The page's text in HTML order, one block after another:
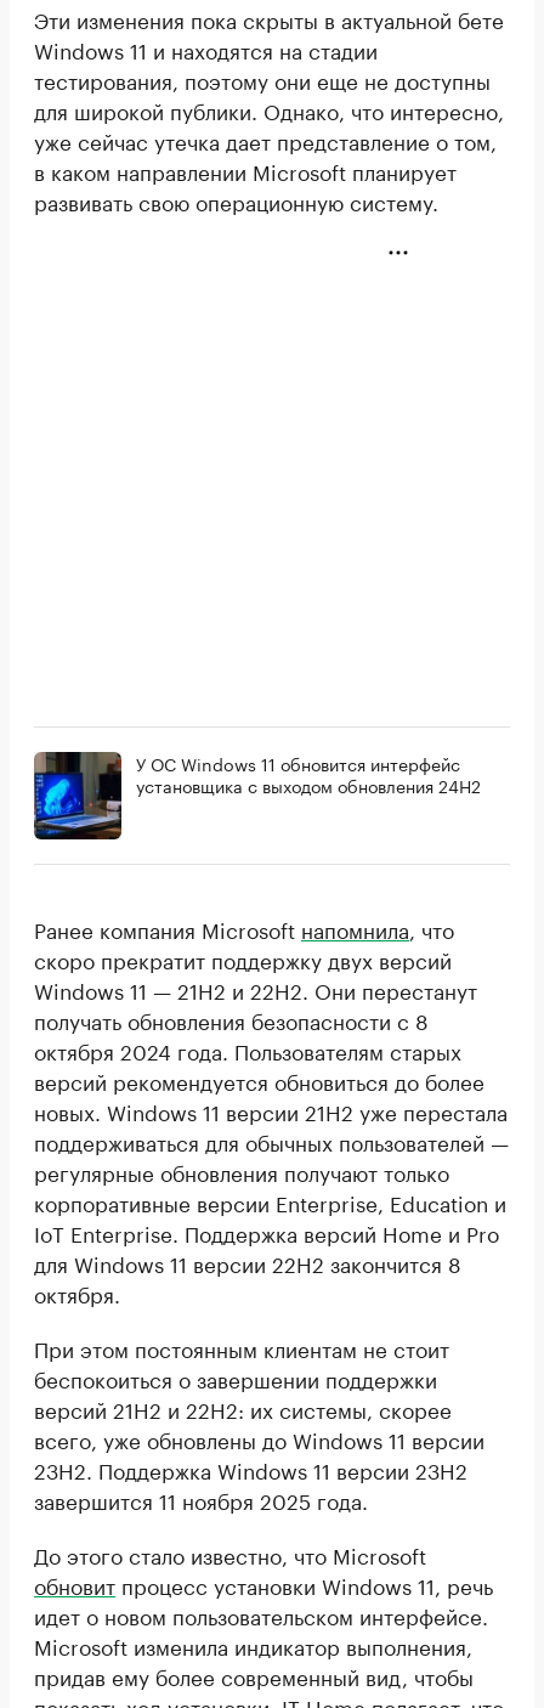
Эти изменения пока скрыты в актуальной бете
Windows 11 и находятся на стадии
тестирования, поэтому они еще не доступны
для широкой публики. Однако, что интересно,
уже сейчас утечка дает представление о том,
в каком направлении Microsoft планирует
развивать свою операционную систему.
У ОС Windows 11 обновится интерфейс
установщика с выходом обновления 24H2
Ранее компания Microsoft напомнила , что
скоро прекратит поддержку двух версий
Windows 11 — 21H2 и 22H2. Они перестанут
получать обновления безопасности с 8
октября 2024 года. Пользователям старых
версий рекомендуется обновиться до более
новых. Windows 11 версии 21H2 уже перестала
поддерживаться для обычных пользователей —
регулярные обновления получают только
корпоративные версии Enterprise, Education и
IoT Enterprise. Поддержка версий Home и Pro
для Windows 11 версии 22H2 закончится 8
октября.
При этом постоянным клиентам не стоит
беспокоиться о завершении поддержки
версий 21H2 и 22H2: их системы, скорее
всего, уже обновлены до Windows 11 версии
23H2. Поддержка Windows 11 версии 23H2
завершится 11 ноября 2025 года.
До этого стало известно, что Microsoft
обновит процесс установки Windows 11, речь
идет о новом пользовательском интерфейсе.
Microsoft изменила индикатор выполнения,
придав ему более современный вид, чтобы